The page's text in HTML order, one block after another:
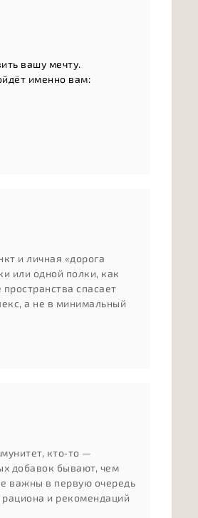
вашу мечту.
именно вам:
и личная «дорога
или одной полки, как
спасает
а не в минимальный
кто‑то —
добавок бывают, чем
важны в первую очередь
и рекомендаций